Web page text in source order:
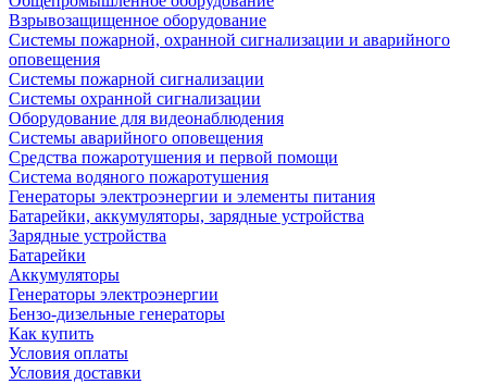
Взрывозащищенное оборудование
Системы пожарной, охранной сигнализации и аварийного
оповещения
Системы пожарной сигнализации
Системы охранной сигнализации
Оборудование для видеонаблюдения
Системы аварийного оповещения
Средства пожаротушения и первой помощи
Система водяного пожаротушения
Генераторы электроэнергии и элементы питания
Батарейки, аккумуляторы, зарядные устройства
Зарядные устройства
Батарейки
Аккумуляторы
Генераторы электроэнергии
Бензо-дизельные генераторы
Как купить
Условия оплаты
Условия доставки